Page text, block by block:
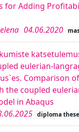
for Adding
04.06.2020
eulerian-
Comparison
the coupled
in Abaqus
diploma